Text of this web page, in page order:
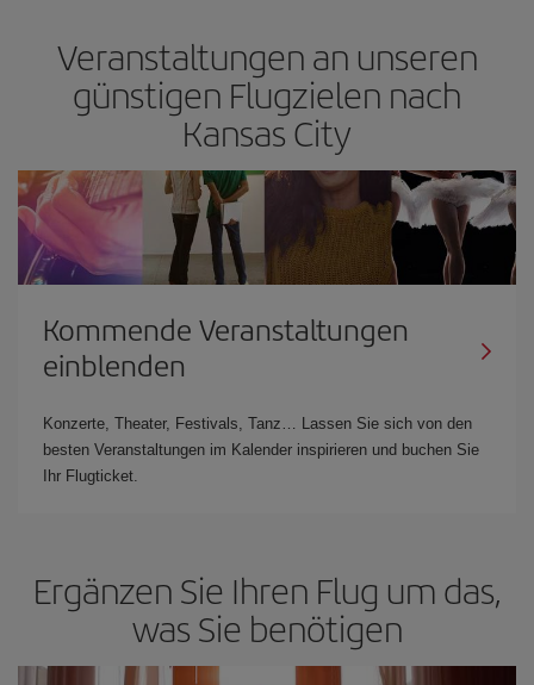
Veranstaltungen an unseren
günstigen Flugzielen nach
Kansas City
Kommende Veranstaltungen
einblenden
Konzerte, Theater, Festivals, Tanz… Lassen Sie sich von den
besten Veranstaltungen im Kalender inspirieren und buchen Sie
Ihr Flugticket.
Ergänzen Sie Ihren Flug um das,
was Sie benötigen